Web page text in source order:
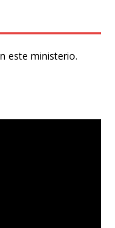
este ministerio.